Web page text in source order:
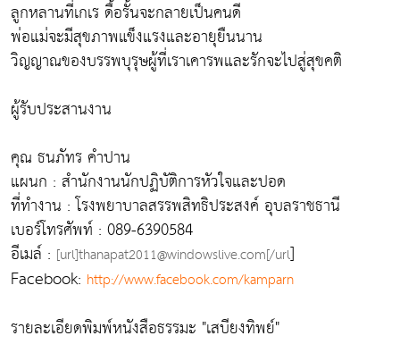
ลูกหลานที่เกเร ดื้อรั้นจะกลายเป็นคนดี
พ่อแม่จะมีสุขภาพแข็งแรงและอายุยืนนาน
วิญญาณของบรรพบุรุษผู้ที่เราเคารพและรักจะไปสู่สุขคติ
ผู้รับประสานงาน
คุณ ธนภัทร คำปาน
แผนก : สำนักงานนักปฏิบัติการหัวใจและปอด
ที่ทำงาน : โรงพยาบาลสรรพสิทธิประสงค์ อุบลราชธานี
เบอร์โทรศัพท์ : 089-6390584
อีเมล์ : [url]thanapat2011@windowslive.com[/url]
Facebook: http://www.facebook.com/kamparn
รายละเอียดพิมพ์หนังสือธรรมะ "เสบียงทิพย์"